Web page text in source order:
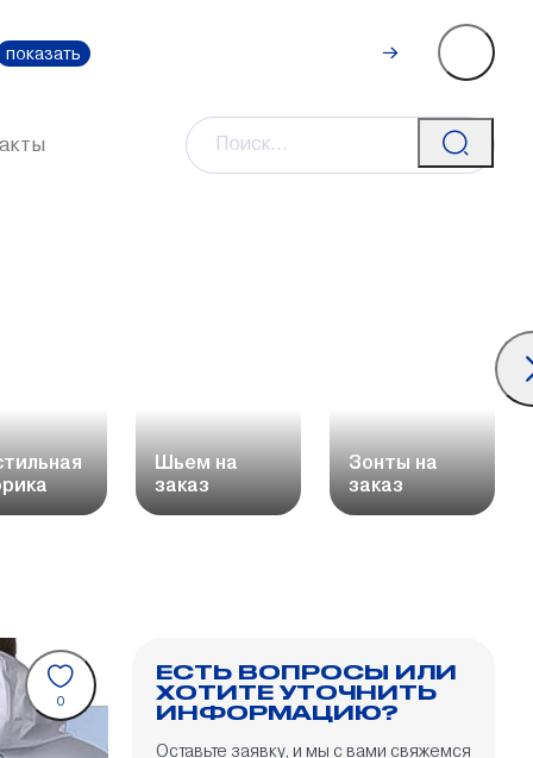
111-0
показать
Шьем на
заказ
Зонты на
заказ
0
ЕСТЬ ВОПРОСЫ ИЛИ
ХОТИТЕ УТОЧНИТЬ
ИНФОРМАЦИЮ?
Оставьте заявку, и мы с вами свяжемся